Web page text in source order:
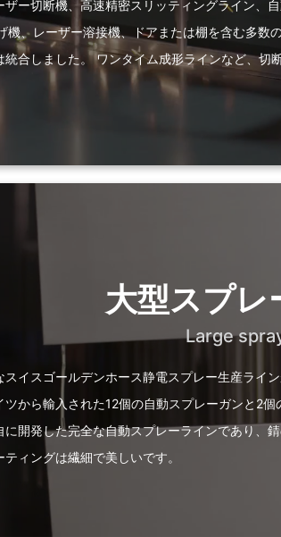
ザー切断機、高速精密スリッティングライン、
機、レーザー溶接機、ドアまたは棚を含む多数
統合しました。 ワンタイム成形ラインなど、切
大型スプレ
Large
スイスゴールデンホース静電スプレー生産ライ
ツから輸入された12個の自動スプレーガンと2
に開発した完全な自動スプレーラインであり、
ィングは繊細で美しいです。